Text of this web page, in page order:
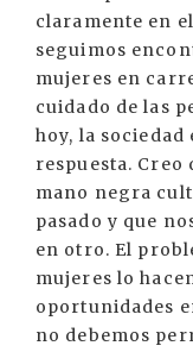
claramente en
seguimos
mujeres en
cuidado de las
hoy, la sociedad
respuesta. Creo
mano negra
pasado y que
en otro. El
mujeres lo
oportunidades
no debemos